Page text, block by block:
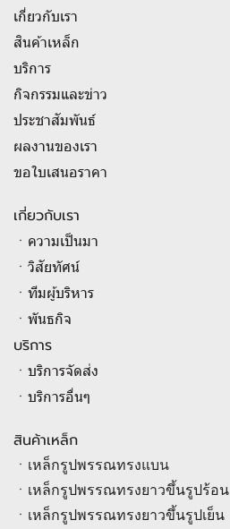
เกี่ยวกับเรา
สินค้าเหล็ก
บริการ
กิจกรรมและข่าว
ประชาสัมพันธ์
ผลงานของเรา
ขอใบเสนอราคา
เกี่ยวกับเรา
ㆍความเป็นมา
ㆍวิสัยทัศน์
ㆍทีมผู้บริหาร
ㆍพันธกิจ
บริการ
ㆍบริการจัดส่ง
ㆍบริการอื่นๆ
สินค้าเหล็ก
ㆍ เหล็กรูปพรรณทรงแบน
ㆍ เหล็กรูปพรรณทรงยาวขึ้นรูปร้อน
ㆍ เหล็กรูปพรรณทรงยาวขึ้นรูปเย็น